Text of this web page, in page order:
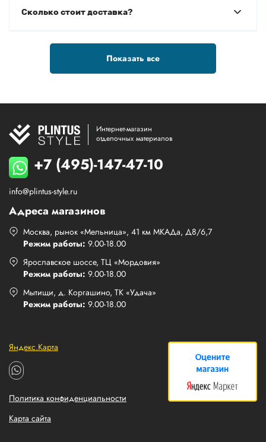
Сколько стоит доставка?
Показать все
Интернет-магазин
отделочных материалов
+7 (495)-147-47-10
info@plintus-style.ru
Адреса магазинов
Москва, рынок «Мельница», 41 км МКАДа, Д8/6,7
Режим работы: 9.00-18.00
Ярославское шоссе, ТЦ «Мордовия»
Режим работы: 9.00-18.00
Мытищи, д. Коргашино, ТК «Удача»
Режим работы: 9.00-18.00
Яндекс.Карта
Политика конфиденциальности
Карта сайта